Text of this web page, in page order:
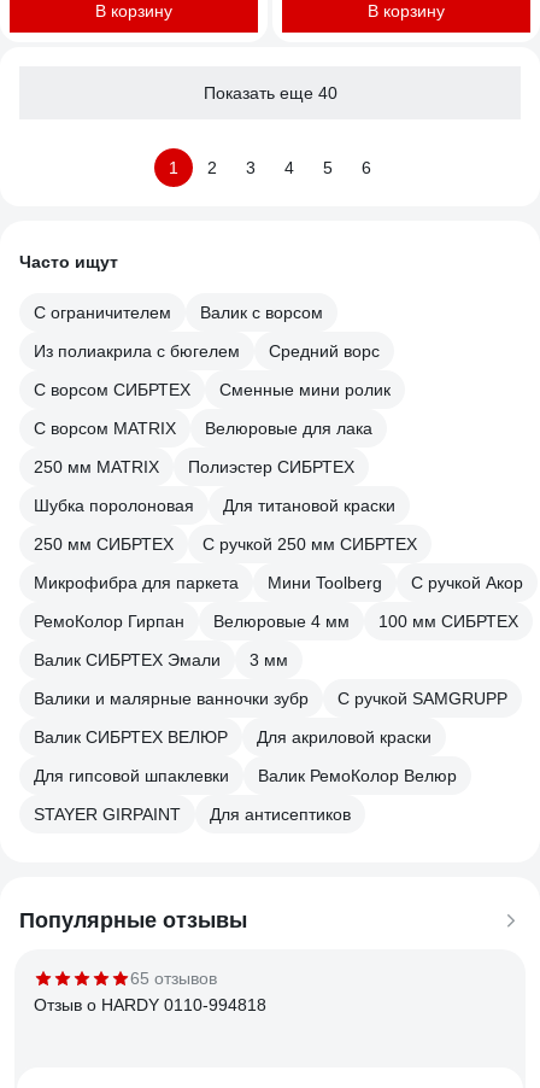
В корзину В корзину
Показать еще 40
1 2 3 4 5 6
Часто ищут
С ограничителем
Валик с ворсом
Из полиакрила с бюгелем
Средний ворс
С ворсом СИБРТЕХ
Сменные мини ролик
С ворсом MATRIX
Велюровые для лака
250 мм MATRIX
Полиэстер СИБРТЕХ
Шубка поролоновая
Для титановой краски
250 мм СИБРТЕХ
С ручкой 250 мм СИБРТЕХ
Микрофибра для паркета
Мини Toolberg
С ручкой Акор
РемоКолор Гирпан
Велюровые 4 мм
100 мм СИБРТЕХ
Валик СИБРТЕХ Эмали
3 мм
Валики и малярные ванночки зубр
С ручкой SAMGRUPP
Валик СИБРТЕХ ВЕЛЮР
Для акриловой краски
Для гипсовой шпаклевки
Валик РемоКолор Велюр
STAYER GIRPAINT
Для антисептиков
Популярные отзывы
65 отзывов
Отзыв о HARDY 0110-994818